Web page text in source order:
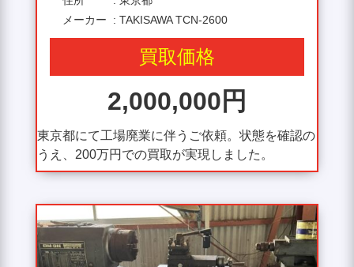
メーカー
: TAKISAWA TCN-2600
買取価格
2,000,000円
東京都にて工場廃業に伴うご依頼。状態を確認の
うえ、200万円での買取が実現しました。